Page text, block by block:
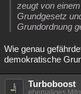
zeugt von
Grundgesetz
Grundordnung
Wie genau
demokratische
Turboboost
ehemaliges